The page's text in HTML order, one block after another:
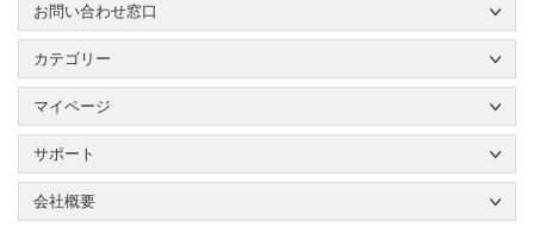
お問い合わせ窓口
カテゴリー
マイページ
サポート
会社概要